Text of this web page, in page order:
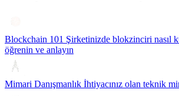
Blockchain 101 Şirketinizde blokzinciri nasıl
öğrenin ve anlayın
Mimari Danışmanlık İhtiyacınız olan teknik